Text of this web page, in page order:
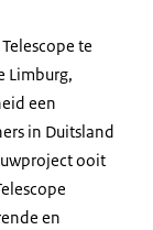
te
Limburg,
een
in Duitsland
ooit
en